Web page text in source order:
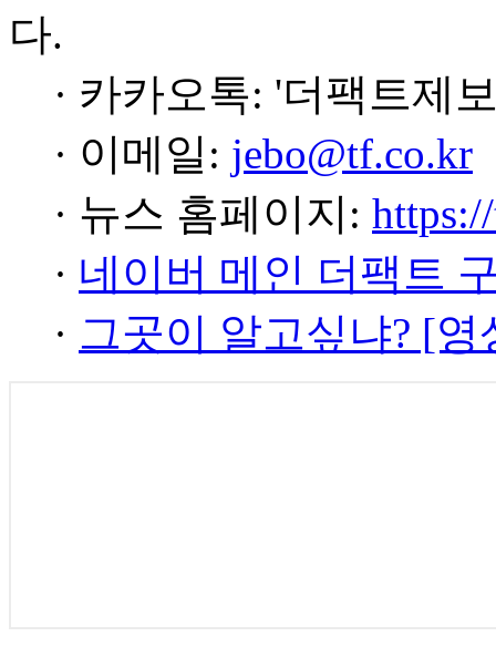
다.
· 카카오톡: '더팩트제
· 이메일: jebo@tf.co.kr
· 뉴스 홈페이지:
· 네이버 메인 더팩트
· 그곳이 알고싶냐? [